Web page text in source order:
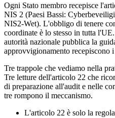
Ogni Stato membro recepisce
NIS 2 (Paesi Bassi:
NIS2-Wet). L'obbligo di tenere
coordinate è lo stesso in tutta
autorità nazionale pubblica la
approvvigionamento recepiscono
Tre trappole che vediamo nella
Tre letture dell'articolo 22 che
di preparazione all'audit e nelle
tre rompono il meccanismo.
L'articolo 22 è solo la